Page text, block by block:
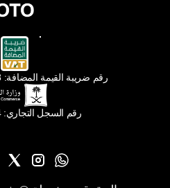
رقم ضريبة القيمة المضافة: 310806962700003
رقم السجل التجاري: 7008564424